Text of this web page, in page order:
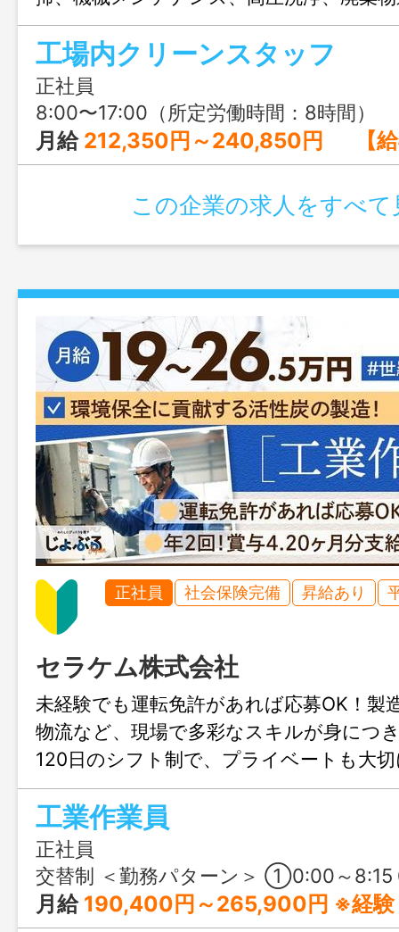
を募集中。清潔な職場環境で働きやすさ
休みなので、プライベートも充実させな
す。
工場内クリーンスタッフ
正社員
8:00〜17:00（所定労働時間：8時間） ※月2回ほど
月給 212,350円～240,850円 【給与内訳】 基本給：205,000円〜
この企業の求人をすべて
正社員 社会保険完備 昇給あり
セラケム株式会社
未経験でも運転免許があれば応募OK！製
物流など、現場で多彩なスキルが身につ
120日のシフト制で、プライベートも大
す。大手カナデビアグループの安定基盤
に貢献する活性炭事業に携われるやりが
よ♪
工業作業員
正社員
交替制 ＜勤務パターン＞ ①0:00～8:15 ②8:00～16:15 ③16:00～0:15 ＜その他就業時間補足＞ ・3交
月給 190,400円～265,900円 ※経験・ス